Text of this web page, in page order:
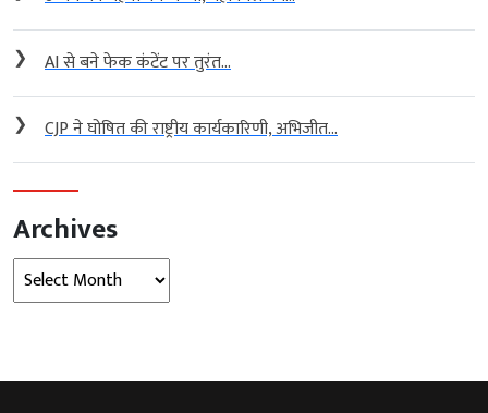
❯ AI से बने फेक कंटेंट पर तुरंत...
❯ CJP ने घोषित की राष्ट्रीय कार्यकारिणी, अभिजीत...
Archives
Archives